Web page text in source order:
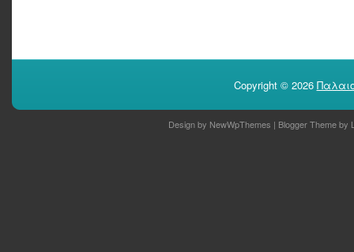
Copyright © 2026
Design by NewWpThemes | Blogger Theme by